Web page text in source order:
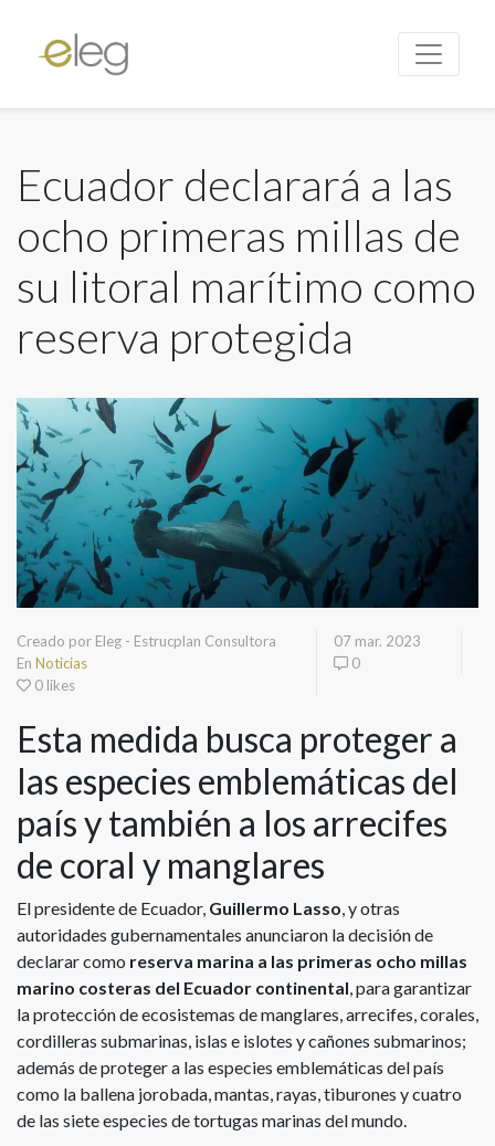
Ecuador declarará a las
ocho primeras millas de
su litoral marítimo como
reserva protegida
Creado por Eleg - Estrucplan Consultora
07 mar. 2023
En Noticias
0
0 likes
Esta medida busca proteger a
las especies emblemáticas del
país y también a los arrecifes
de coral y manglares
El presidente de Ecuador, Guillermo Lasso, y otras
autoridades gubernamentales anunciaron la decisión de
declarar como reserva marina a las primeras ocho millas
marino costeras del Ecuador continental, para garantizar
la protección de ecosistemas de manglares, arrecifes, corales,
cordilleras submarinas, islas e islotes y cañones submarinos;
además de proteger a las especies emblemáticas del país
como la ballena jorobada, mantas, rayas, tiburones y cuatro
de las siete especies de tortugas marinas del mundo.